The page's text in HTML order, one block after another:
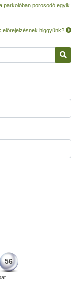
parkolóban porosodó egyik
előrejelzésnek higgyünk?
56